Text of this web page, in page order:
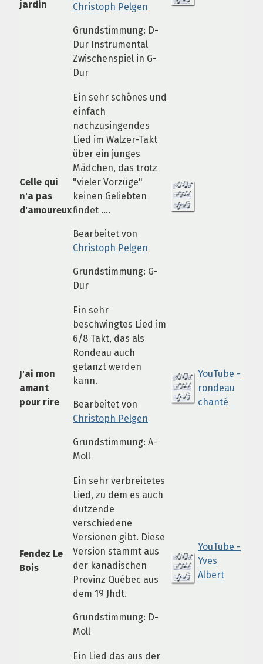
jardin Christoph Pelgen
Grundstimmung: D-
Dur Instrumental
Zwischenspiel in G-
Dur
Celle qui
n'a pas
d'amoureux
Ein sehr schönes und
einfach
nachzusingendes
Lied im Walzer-Takt
über ein junges
Mädchen, das trotz
"vieler Vorzüge"
keinen Geliebten
findet ....
Bearbeitet von
Christoph Pelgen
Grundstimmung: G-
Dur
J'ai mon
amant
pour rire
Ein sehr
beschwingtes Lied im
6/8 Takt, das als
Rondeau auch
getanzt werden
kann.
Bearbeitet von
Christoph Pelgen
Grundstimmung: A-
Moll
YouTube -
rondeau
chanté
Fendez Le
Bois
Ein sehr verbreitetes
Lied, zu dem es auch
dutzende
verschiedene
Versionen gibt. Diese
Version stammt aus
der kanadischen
Provinz Québec aus
dem 19 Jhdt.
Grundstimmung: D-
Moll
YouTube -
Yves
Albert
Ein Lied das aus der